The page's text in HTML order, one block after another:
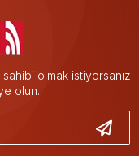
olmak istiyorsanız
olun.